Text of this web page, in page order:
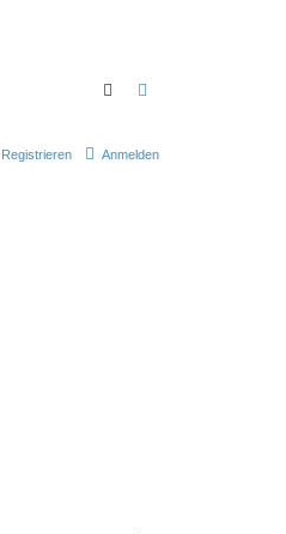
Suche
Anmelden
Registrieren